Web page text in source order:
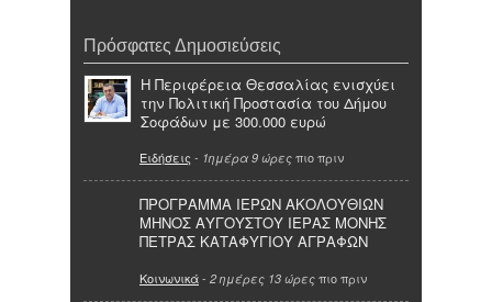
Πρόσφατες Δημοσιεύσεις
Η Περιφέρεια Θεσσαλίας ενισχύει
την Πολιτική Προστασία του Δήμου
Σοφάδων με 300.000 ευρώ
Ειδήσεις - 1ημέρα 9 ώρες πιο πριν
ΠΡΟΓΡΑΜΜΑ ΙΕΡΩΝ ΑΚΟΛΟΥΘΙΩΝ
ΜΗΝΟΣ ΑΥΓΟΥΣΤΟΥ ΙΕΡΑΣ ΜΟΝΗΣ
ΠΕΤΡΑΣ ΚΑΤΑΦΥΓΙΟΥ ΑΓΡΑΦΩΝ
Κοινωνικά- 2 ημέρες 13 ώρες πιο πριν